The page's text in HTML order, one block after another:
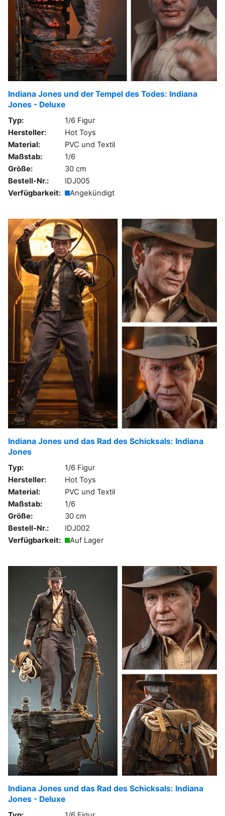
Indiana Jones und der Tempel des Todes: Indiana
Jones - Deluxe
Typ:
1/6 Figur
Hersteller:
Hot Toys
Material:
PVC und Textil
Maßstab:
1/6
Größe:
30 cm
Bestell-Nr.:
IDJ005
Verfügbarkeit:
Angekündigt
Indiana Jones und das Rad des Schicksals: Indiana
Jones
Typ:
1/6 Figur
Hersteller:
Hot Toys
Material:
PVC und Textil
Maßstab:
1/6
Größe:
30 cm
Bestell-Nr.:
IDJ002
Verfügbarkeit:
Auf Lager
Indiana Jones und das Rad des Schicksals: Indiana
Jones - Deluxe